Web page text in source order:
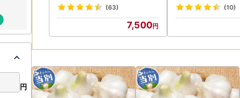
(63)
7,500
(10)
円